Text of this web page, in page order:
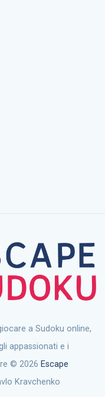
appassionati e i
© 2026 Escape
Kravchenko